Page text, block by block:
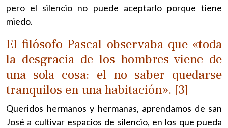
pero el silencio no puede aceptarlo porque tiene
miedo.
El filósofo Pascal observaba que «toda
la desgracia de los hombres viene de
una sola cosa: el no saber quedarse
tranquilos en una habitación». [3]
Queridos hermanos y hermanas, aprendamos de san
José a cultivar espacios de silencio, en los que pueda